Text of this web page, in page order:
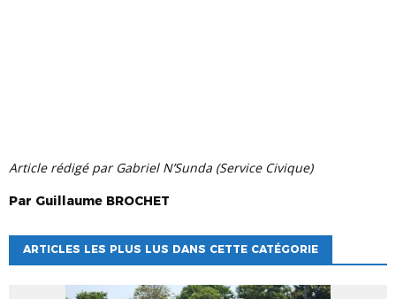
Article rédigé par Gabriel N’Sunda (Service Civique)
Par Guillaume BROCHET
ARTICLES LES PLUS LUS DANS CETTE CATÉGORIE